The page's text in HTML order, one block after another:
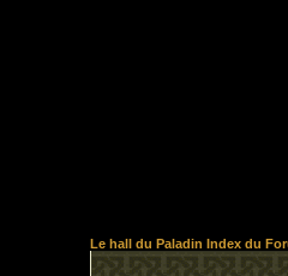
Le hall du Paladin Index du